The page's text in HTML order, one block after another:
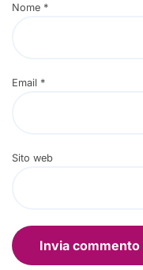
Nome *
Email *
Sito web